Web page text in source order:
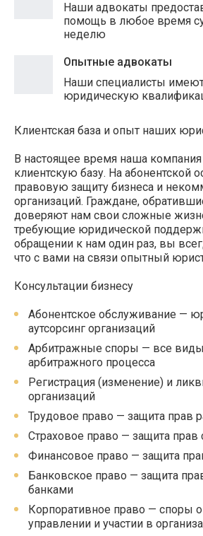
Наши адвокаты
помощь в любое время
неделю
Опытные адвокаты
Наши специалисты
юридическую
Клиентская база и опыт наших
В настоящее время наша
клиентскую базу. На абонентской
правовую защиту бизнеса и
организаций. Граждане,
доверяют нам свои сложные
требующие юридической
обращении к нам один раз, вы
что с вами на связи опытный
Консультации бизнесу
Абонентское обслуживание —
аутсорсинг организаций
Арбитражные споры — все
арбитражного процесса
Регистрация (изменение) и
организаций
Трудовое право — защита прав
Страховое право — защита прав
Финансовое право — защита
Банковское право — защита
банками
Корпоративное право — споры
управлении и участии в